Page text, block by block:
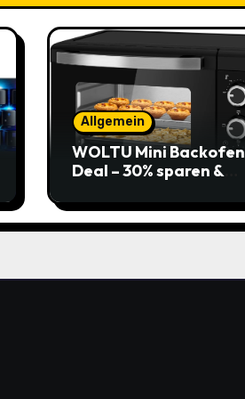
Allgemein
WOLTU Mini Backofen
Deal – 30% sparen &